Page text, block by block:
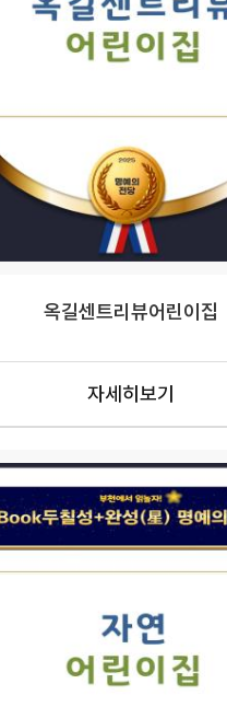
옥길센트리뷰어린이집
자세히보기